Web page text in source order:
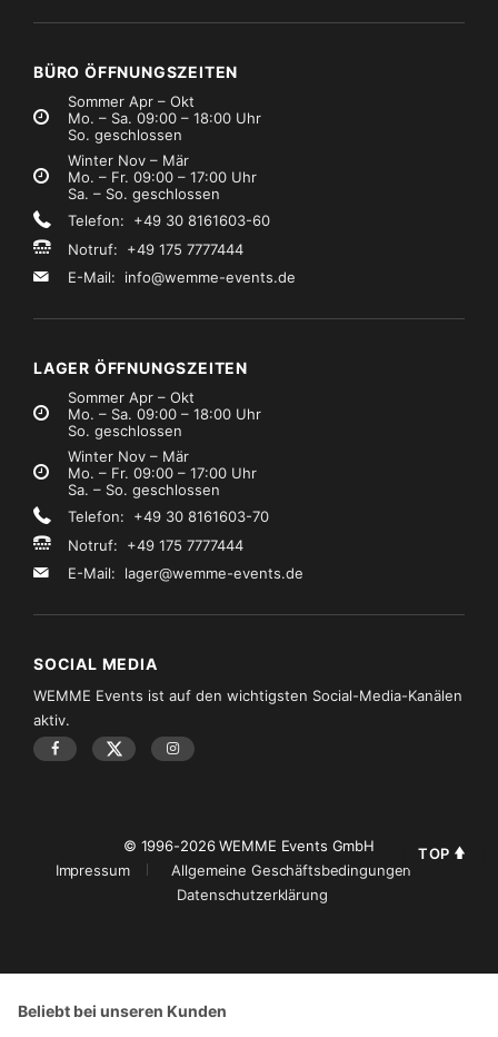
MwSt.)
(zzgl. MwSt.)
BÜRO ÖFFNUNGSZEITEN
Sommer Apr – Okt
Mo. – Sa. 09:00 – 18:00 Uhr
So. geschlossen
Winter Nov – Mär
Mo. – Fr. 09:00 – 17:00 Uhr
Sa. – So. geschlossen
Telefon: +49 30 8161603-60
Notruf: +49 175 7777444
E-Mail: info@wemme-events.de
LAGER ÖFFNUNGSZEITEN
Sommer Apr – Okt
Mo. – Sa. 09:00 – 18:00 Uhr
So. geschlossen
Winter Nov – Mär
Mo. – Fr. 09:00 – 17:00 Uhr
Sa. – So. geschlossen
Telefon: +49 30 8161603-70
Notruf: +49 175 7777444
E-Mail: lager@wemme-events.de
SOCIAL MEDIA
WEMME Events ist auf den wichtigsten Social-Media-Kanälen
aktiv.
© 1996-2026 WEMME Events GmbH
Impressum
Allgemeine Geschäftsbedingungen
Datenschutzerklärung
TOP
Beliebt bei unseren Kunden